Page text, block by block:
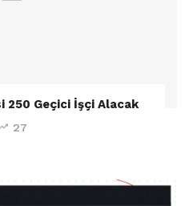
250 Geçici İşçi Alacak
27